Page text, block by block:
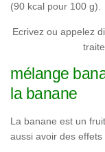
(90 kcal pour 100 g).
Ecrivez ou appelez
mélange
la banane
La banane est un
aussi avoir des effets